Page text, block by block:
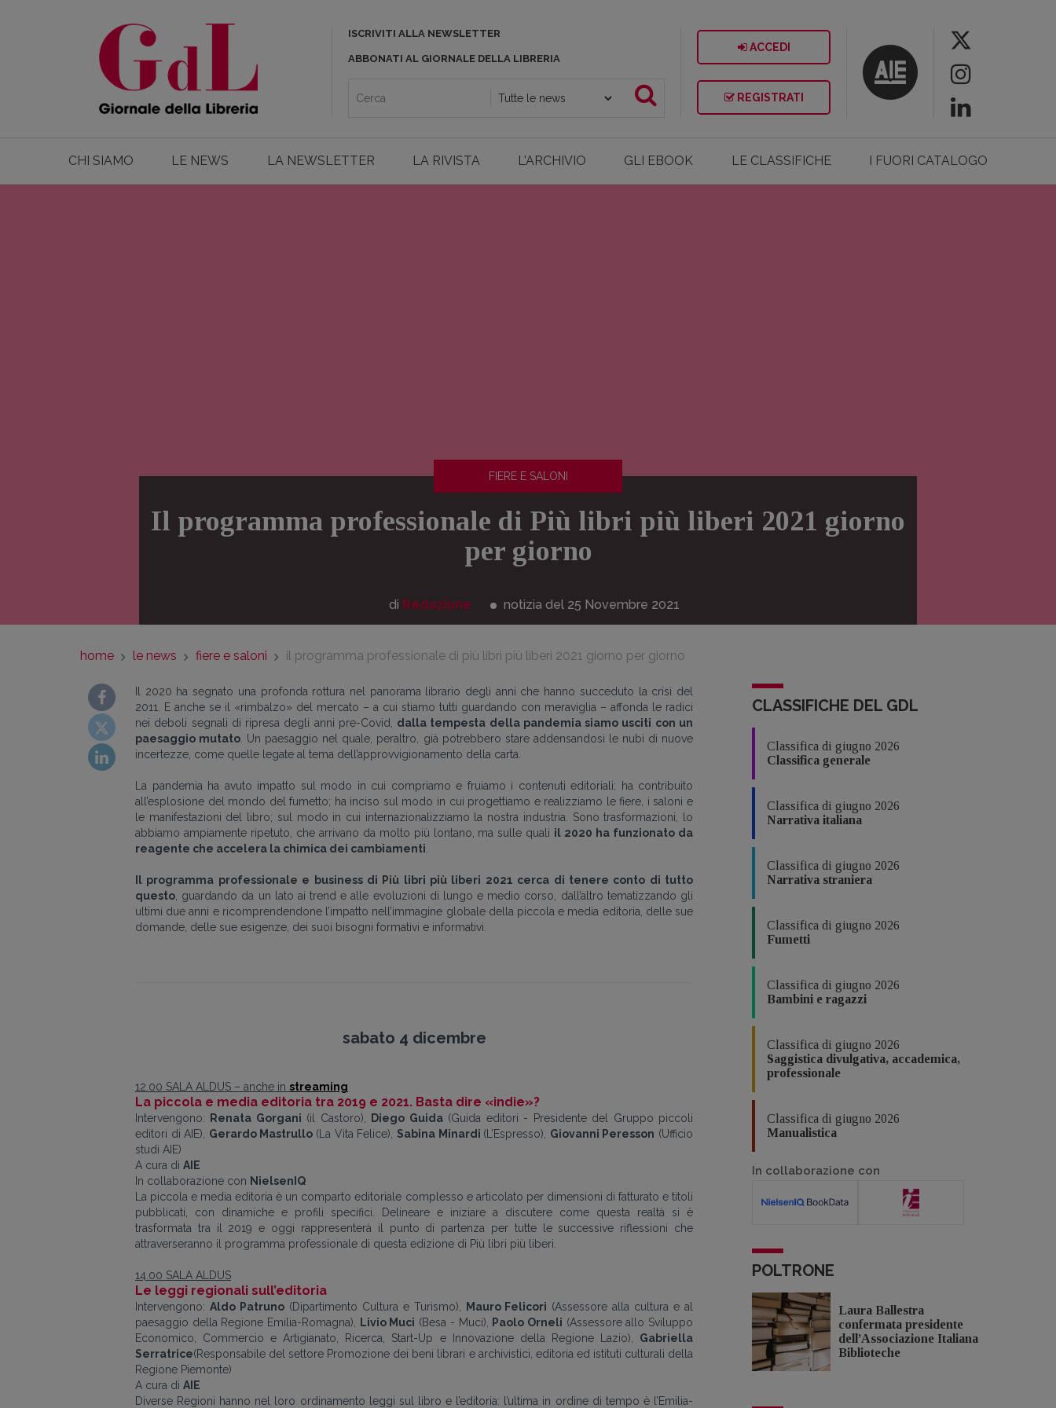
ISCRIVITI ALLA NEWSLETTER
ABBONATI AL GIORNALE DELLA LIBRERIA
ACCEDI
REGISTRATI
CHI SIAMO LE NEWS LA NEWSLETTER LA RIVISTA L'ARCHIVIO GLI EBOOK LE CLASSIFICHE I FUORI CATALOGO
FIERE E SALONI
Il programma professionale di Più libri più liberi 2021 giorno
per giorno
di Redazione notizia del 25 Novembre 2021
home le news fiere e saloni il programma professionale di più libri più liberi 2021 giorno per giorno
Il 2020 ha segnato una profonda rottura nel panorama librario degli anni che hanno succeduto la crisi del
2011. E anche se il «rimbalzo» del mercato – a cui stiamo tutti guardando con meraviglia – affonda le radici
nei deboli segnali di ripresa degli anni pre-Covid, dalla tempesta della pandemia siamo usciti con un
paesaggio mutato . Un paesaggio nel quale, peraltro, già potrebbero stare addensandosi le nubi di nuove
incertezze, come quelle legate al tema dell’approvvigionamento della carta.
La pandemia ha avuto impatto sul modo in cui compriamo e fruiamo i contenuti editoriali; ha contribuito
all’esplosione del mondo del fumetto; ha inciso sul modo in cui progettiamo e realizziamo le fiere, i saloni e
le manifestazioni del libro; sul modo in cui internazionalizziamo la nostra industria. Sono trasformazioni, lo
abbiamo ampiamente ripetuto, che arrivano da molto più lontano, ma sulle quali il 2020 ha funzionato da
reagente che accelera la chimica dei cambiamenti
Il programma professionale e business di Più libri più liberi 2021 cerca di tenere conto di tutto
questo , guardando da un lato ai trend e alle evoluzioni di lungo e medio corso, dall’altro tematizzando gli
ultimi due anni e ricomprendendone l’impatto nell’immagine globale della piccola e media editoria, delle sue
domande, delle sue esigenze, dei suoi bisogni formativi e informativi.
sabato 4 dicembre
12.00 SALA ALDUS – anche in streaming
La piccola e media editoria tra 2019 e 2021. Basta dire «indie»?
Intervengono: Renata Gorgani (il Castoro), Diego Guida(Guida editori - Presidente del Gruppo piccoli
editori di AIE), Gerardo Mastrullo (La Vita Felice), Sabina Minardi (L’Espresso), Giovanni Peresson (Ufficio
studi AIE)
A cura di AIE
In collaborazione con NielsenIQ
La piccola e media editoria è un comparto editoriale complesso e articolato per dimensioni di fatturato e titoli
pubblicati, con dinamiche e profili specifici. Delineare e iniziare a discutere come questa realtà si è
trasformata tra il 2019 e oggi rappresenterà il punto di partenza per tutte le successive riflessioni che
attraverseranno il programma professionale di questa edizione di Più libri più liberi.
14.00 SALA ALDUS
Le leggi regionali sull’editoria
Intervengono: Aldo Patruno(Dipartimento Cultura e Turismo) Mauro Felicori (Assessore alla cultura e al
paesaggio della Regione Emilia-Romagna),
Livio Muci (Besa - Muci), Paolo Orneli (Assessore allo Sviluppo
Economico, Commercio e Artigianato, Ricerca, Start-Up e Innovazione della Regione Lazio), Gabriella
Serratrice(Responsabile del settore Promozione dei beni librari e archivistici, editoria ed istituti culturali della
Regione Piemonte)
A cura di AIE
Diverse Regioni hanno nel loro ordinamento leggi sul libro e l’editoria: l’ultima in ordine di tempo è l’Emilia-
CLASSIFICHE DEL GDL
Classifica di giugno 2026
Classifica generale
Classifica di giugno 2026
Narrativa italiana
Classifica di giugno 2026
Narrativa straniera
Classifica di giugno 2026
Fumetti
Classifica di giugno 2026
Bambini e ragazzi
Classifica di giugno 2026
Saggistica divulgativa, accademica,
professionale
Classifica di giugno 2026
Manualistica
In collaborazione con
POLTRONE
Laura Ballestra
confermata presidente
dell’Associazione Italiana
Biblioteche